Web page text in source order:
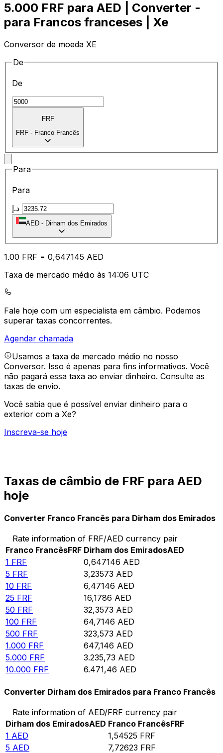
5.000 FRF para AED | Converter -
para Francos franceses | Xe
Conversor de moeda XE
De
De
FRF
FRF - Franco Francês
Para
Para
AED - Dirham dos Emirados
1.00 FRF = 0,647145 AED
Taxa de mercado médio às 14:06 UTC
Fale hoje com um especialista em câmbio. Podemos
superar taxas concorrentes.
Agendar chamada
Usamos a taxa de mercado médio no nosso
Conversor. Isso é apenas para fins informativos. Você
não pagará essa taxa ao enviar dinheiro. Consulte as
taxas de envio.
Você sabia que é possível enviar dinheiro para o
exterior com a Xe?
Inscreva-se hoje
Taxas de câmbio de FRF para AED
hoje
Converter Franco Francês para Dirham dos Emirados
Rate information of FRF/AED currency pair
Franco FrancêsFRF Dirham dos EmiradosAED
1 FRF 0,647146 AED
5 FRF 3,23573 AED
10 FRF 6,47146 AED
25 FRF 16,1786 AED
50 FRF 32,3573 AED
100 FRF 64,7146 AED
500 FRF 323,573 AED
1.000 FRF 647,146 AED
5.000 FRF 3.235,73 AED
10.000 FRF 6.471,46 AED
Converter Dirham dos Emirados para Franco Francês
Rate information of AED/FRF currency pair
Dirham dos EmiradosAED Franco FrancêsFRF
1 AED 1,54525 FRF
5 AED 7,72623 FRF